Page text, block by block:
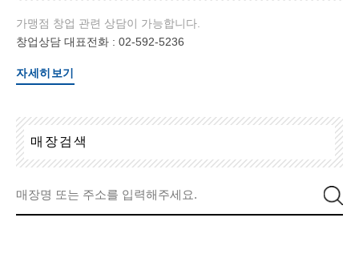
가맹점 창업 관련 상담이 가능합니다.
창업상담 대표전화 : 02-592-5236
자세히보기
매 장검 색